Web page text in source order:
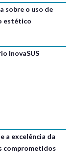
sobre o uso de
estético
InovaSUS
a excelência da
comprometidos